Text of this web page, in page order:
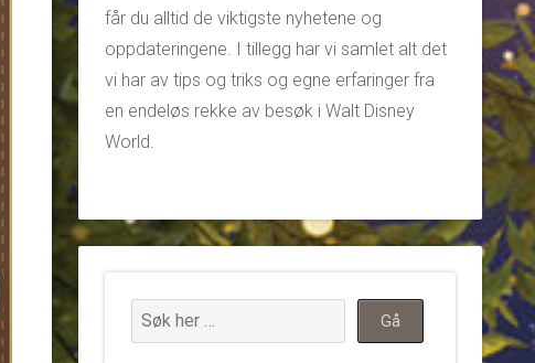
får du alltid de viktigste nyhetene og
oppdateringene. I tillegg har vi samlet alt det
vi har av tips og triks og egne erfaringer fra
en endeløs rekke av besøk i Walt Disney
World.